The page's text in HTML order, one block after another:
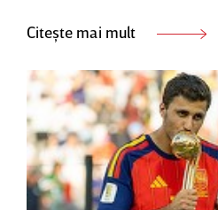
Citește mai mult